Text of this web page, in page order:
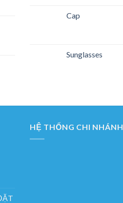
Cap
Sunglasses
HỆ THỐNG CHI NHÁNH